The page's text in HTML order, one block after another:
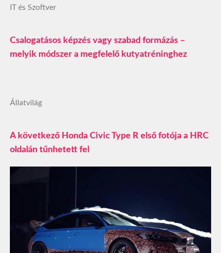
IT és Szoftver
Csalogatásos képzés vagy szabad formázás –
melyik módszer a megfelelő kutyatréninghez
Állatvilág
A következő Honda Civic Type R első fotója a HRC
oldalán tűnhetett fel